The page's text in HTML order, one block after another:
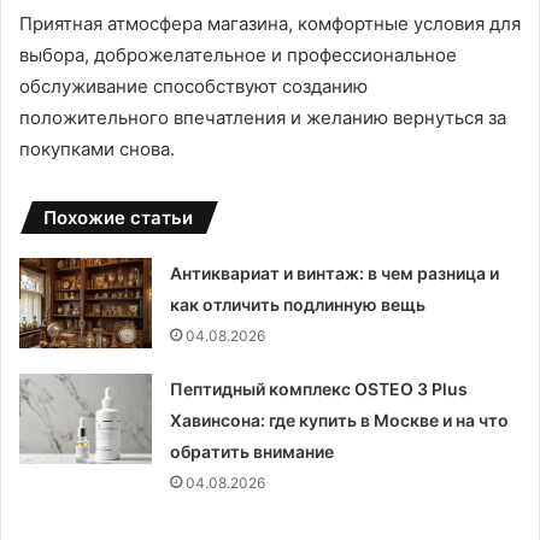
Приятная атмосфера магазина, комфортные условия для
выбора, доброжелательное и профессиональное
обслуживание способствуют созданию
положительного впечатления и желанию вернуться за
покупками снова.
Похожие статьи
Антиквариат и винтаж: в чем разница и
как отличить подлинную вещь
04.08.2026
Пептидный комплекс OSTEO 3 Plus
Хавинсона: где купить в Москве и на что
обратить внимание
04.08.2026